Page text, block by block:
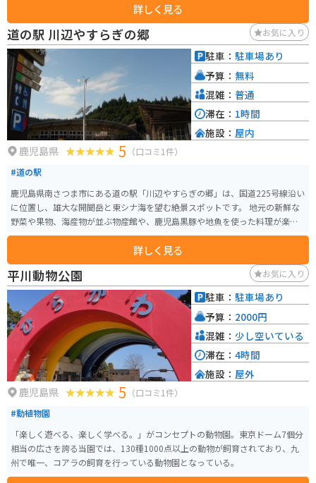
ョンしているのでここで寝るのかとワクワクすると思います。 また登山やマ
リンアクティビティも可能です。
詳しく見る
道の駅 川辺やすらぎの郷 お気に入り
鹿児島県 5 （口コミ1件）
#道の駅
鹿児島県南さつま市にある道の駅「川辺やすらぎの郷」は、国道225号線沿い
に位置し、雄大な開聞岳と東シナ海を望む絶景スポットです。 地元の新鮮な
野菜や果物、海産物が並ぶ物産館や、鹿児島黒豚や地魚を使った料理が楽し
めるレストランが人気です。特に、鹿児島県産のブランド豚「茶美豚」を使
った「茶美豚丼」は、ここでしか味わえない逸品です。 また、併設されてい
る「ふれあいパーク」には、遊具広場や芝生広場、足湯などがあり、家族連
れにもおすすめです。バイクで訪れる場合は、駐車場も広く、休憩スポット
としても最適です。 周辺には、薩摩藩の歴史を感じられる「知覧武家屋敷
群」や、砂蒸し風呂で有名な「指宿温泉」など、観光スポットも充実してい
ます。道の駅を拠点に、鹿児島の魅力を満喫してみてはいかがでしょうか。
詳しく見る
駐車： 駐車場あり
予算： 無料
混雑： 普通
滞在： 1時間
施設： 屋内
平川動物公園 お気に入り
鹿児島県 5 （口コミ1件）
#動植物園
「楽しく遊べる、楽しく学べる。」がコンセプトの動物園。東京ドーム7個分
相当の広さを誇る当園では、130種1000点以上の動物が飼育されており、九
州で唯一、コアラの飼育を行っている動物園となっている。
駐車： 駐車場あり
予算： 2000円
混雑： 少し空いている
滞在： 4時間
施設： 屋外